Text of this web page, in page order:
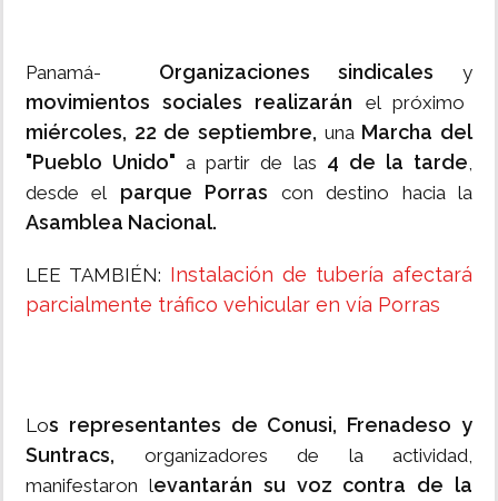
Panamá- Organizaciones sindicales y
movimientos sociales realizarán el próximo
miércoles, 22 de septiembre, unaMarcha del
"Pueblo Unido" a partir de las 4 de la tarde,
desde el parque Porras con destino hacia la
Asamblea Nacional.
LEE TAMBIÉN: Instalación de tubería afectará
parcialmente tráfico vehicular en vía Porras
Los representantes de Conusi, Frenadeso y
Suntracs, organizadores de la actividad,
manifestaron levantarán su voz contra de la